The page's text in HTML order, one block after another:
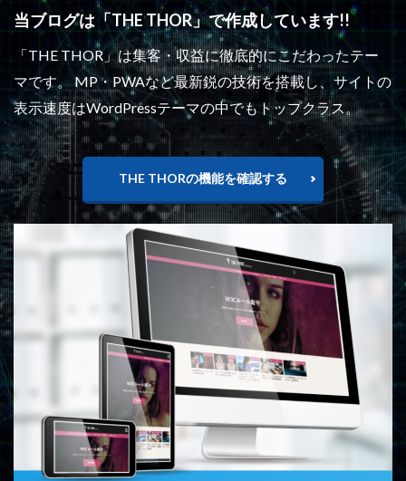
当ブログは「THE THOR」で作成しています!!
「THE THOR」は集客・収益に徹底的にこだわったテー
マです。 MP・PWAなど最新鋭の技術を搭載し、サイトの
表示速度はWordPressテーマの中でもトップクラス。
THE THORの機能を確認する